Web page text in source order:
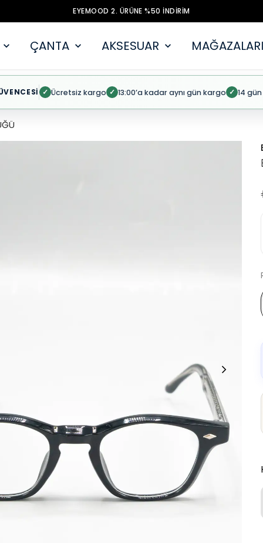
EYEMOOD 2. ÜRÜNE %50 İNDİRİM
ÇANTA AKSESUAR
✓ Ücretsiz kargo ✓ 13:00’a kadar aynı gün kargo ✓ 14